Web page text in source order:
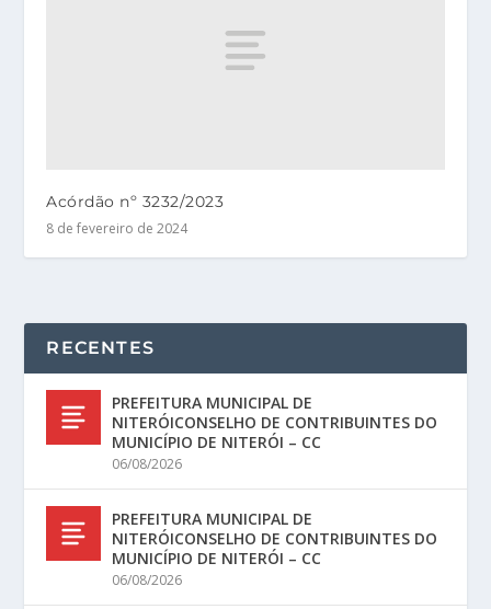
Acórdão nº 3232/2023
8 de fevereiro de 2024
RECENTES
PREFEITURA MUNICIPAL DE
NITERÓICONSELHO DE CONTRIBUINTES DO
MUNICÍPIO DE NITERÓI – CC
06/08/2026
PREFEITURA MUNICIPAL DE
NITERÓICONSELHO DE CONTRIBUINTES DO
MUNICÍPIO DE NITERÓI – CC
06/08/2026